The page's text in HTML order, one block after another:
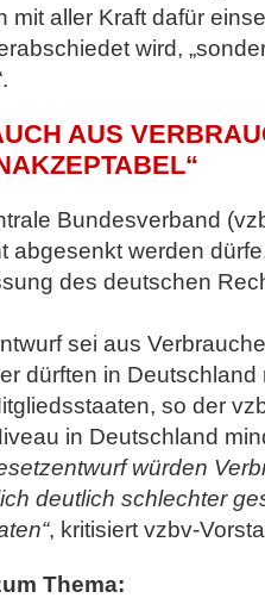
mit aller Kraft dafür
wird,
AUS
Bundesverband
abgesenkt werden
des deutschen
sei aus
dürften in
so der
in Deutschland
würden
deutlich schlechter
, kritisiert vzbv-
Thema: